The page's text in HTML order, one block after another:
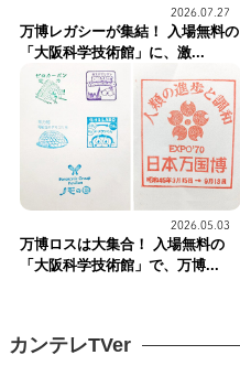
2026.07.27
万博レガシーが集結！ 入場無料の
「大阪科学技術館」に、激...
2026.05.03
万博ロスは大集合！ 入場無料の
「大阪科学技術館」で、万博...
カンテレTVer